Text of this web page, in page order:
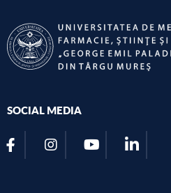
SOCIAL MEDIA